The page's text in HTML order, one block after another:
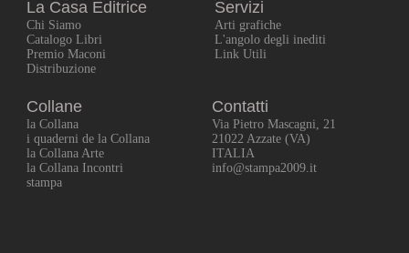
La Casa Editrice
Chi Siamo
Catalogo Libri
Premio Maconi
Distribuzione
Servizi
Arti grafiche
L'angolo degli inediti
Link Utili
Collane
la Collana
i quaderni de la Collana
la Collana Arte
la Collana Incontri
stampa
Contatti
Via Pietro Mascagni, 21
21022 Azzate (VA)
ITALIA
info@stampa2009.it